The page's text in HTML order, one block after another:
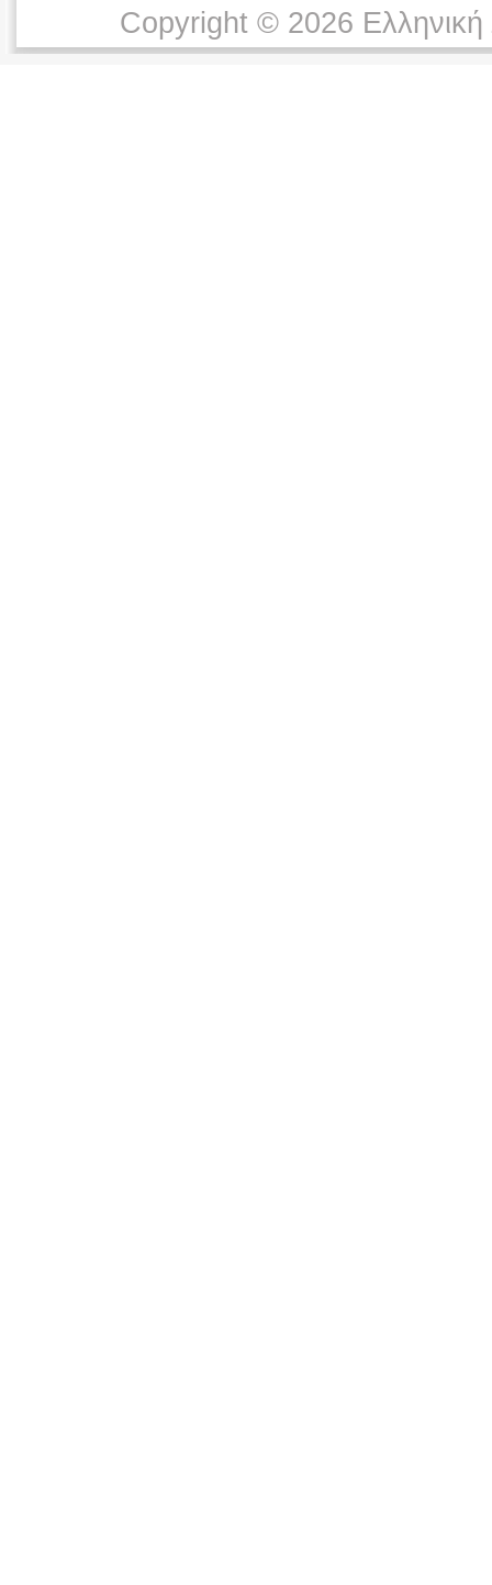
Copyright © 2026